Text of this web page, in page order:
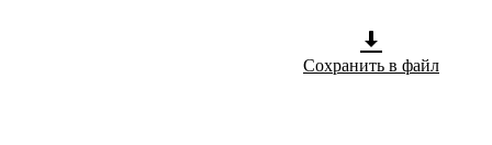
Сохранить в файл